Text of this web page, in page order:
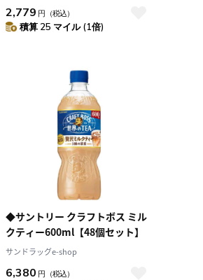
2,779 円 （税込）
積算 25 マイル (1倍)
◆サントリー クラフトボス ミル
クティー600ml【48個セット】
サンドラッグe-shop
6,380 円 （税込）